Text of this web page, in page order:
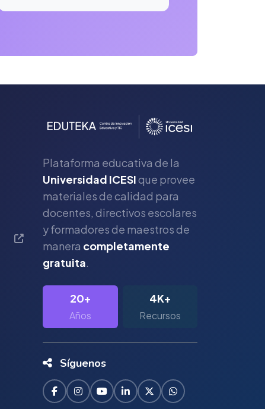
Plataforma educativa de la
Universidad ICESIque provee
materiales de calidad para
docentes, directivos escolares
y formadores de maestros de
manera completamente
gratuita.
20+
Años
4K+
Recursos
Síguenos